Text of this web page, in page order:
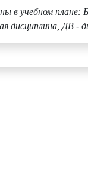
в учебном плане:
дисциплина, ДВ -